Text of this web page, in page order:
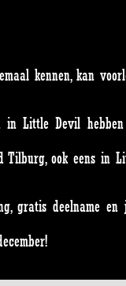
kennen, kan
Little Devil
ook eens in
gratis deelname